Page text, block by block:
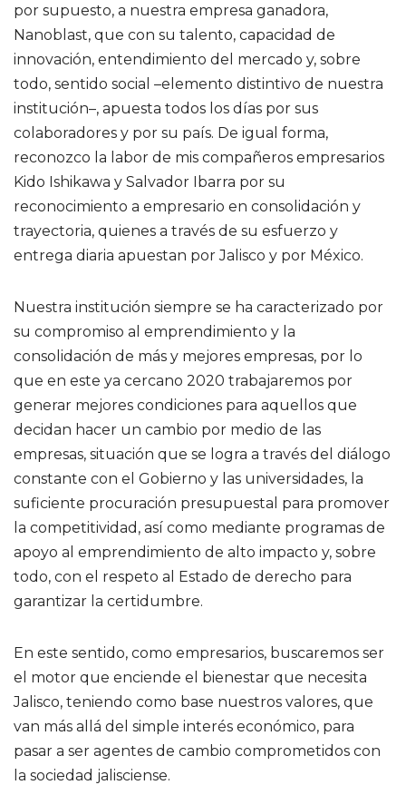
por supuesto, a nuestra empresa ganadora,
Nanoblast, que con su talento, capacidad de
innovación, entendimiento del mercado y, sobre
todo, sentido social –elemento distintivo de nuestra
institución–, apuesta todos los días por sus
colaboradores y por su país. De igual forma,
reconozco la labor de mis compañeros empresarios
Kido Ishikawa y Salvador Ibarra por su
reconocimiento a empresario en consolidación y
trayectoria, quienes a través de su esfuerzo y
entrega diaria apuestan por Jalisco y por México.
Nuestra institución siempre se ha caracterizado por
su compromiso al emprendimiento y la
consolidación de más y mejores empresas, por lo
que en este ya cercano 2020 trabajaremos por
generar mejores condiciones para aquellos que
decidan hacer un cambio por medio de las
empresas, situación que se logra a través del diálogo
constante con el Gobierno y las universidades, la
suficiente procuración presupuestal para promover
la competitividad, así como mediante programas de
apoyo al emprendimiento de alto impacto y, sobre
todo, con el respeto al Estado de derecho para
garantizar la certidumbre.
En este sentido, como empresarios, buscaremos ser
el motor que enciende el bienestar que necesita
Jalisco, teniendo como base nuestros valores, que
van más allá del simple interés económico, para
pasar a ser agentes de cambio comprometidos con
la sociedad jalisciense.